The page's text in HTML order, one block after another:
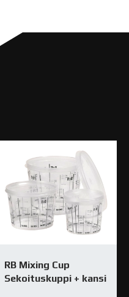
RB Mixing Cup
Sekoituskuppi + kansi